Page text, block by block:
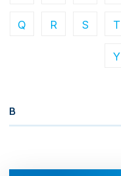
Q R S T
Y
B